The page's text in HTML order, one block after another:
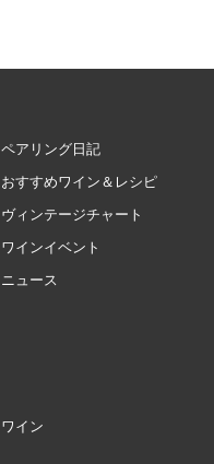
ペアリング日記
おすすめワイン＆レシピ
ヴィンテージチャート
ワインイベント
ニュース
ワイン